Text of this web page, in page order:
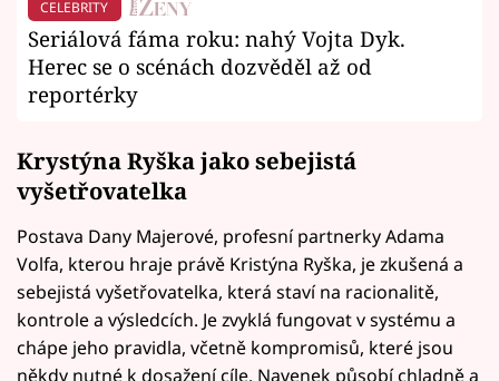
CELEBRITY
Seriálová fáma roku: nahý Vojta Dyk.
Herec se o scénách dozvěděl až od
reportérky
Krystýna Ryška jako sebejistá
vyšetřovatelka
Postava Dany Majerové, profesní partnerky Adama
Volfa, kterou hraje právě Kristýna Ryška, je zkušená a
sebejistá vyšetřovatelka, která staví na racionalitě,
kontrole a výsledcích. Je zvyklá fungovat v systému a
chápe jeho pravidla, včetně kompromisů, které jsou
někdy nutné k dosažení cíle. Navenek působí chladně a